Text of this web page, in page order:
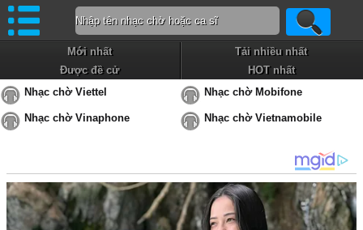
Mới nhất
Tải nhiều nhất
Được đề cử
HOT nhất
Nhạc chờ Viettel
Nhạc chờ Mobifone
Nhạc chờ Vinaphone Nhạc chờ Vietnamobile